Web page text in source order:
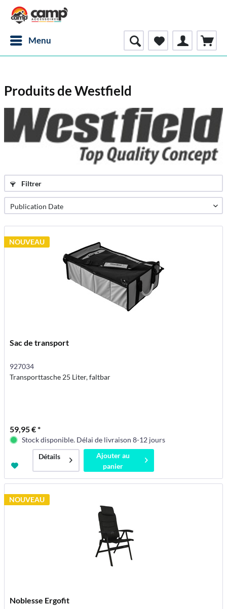
Menu
Produits de Westfield
Filtrer
NOUVEAU
Sac de transport
927034
Transporttasche 25 Liter, faltbar
59,95 € *
Stock disponible. Délai de livraison 8-12 jours
Détails
Ajouter au
panier
NOUVEAU
Noblesse Ergofit